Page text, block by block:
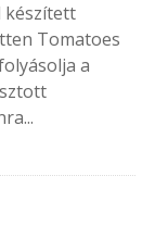
készített
Tomatoes
a